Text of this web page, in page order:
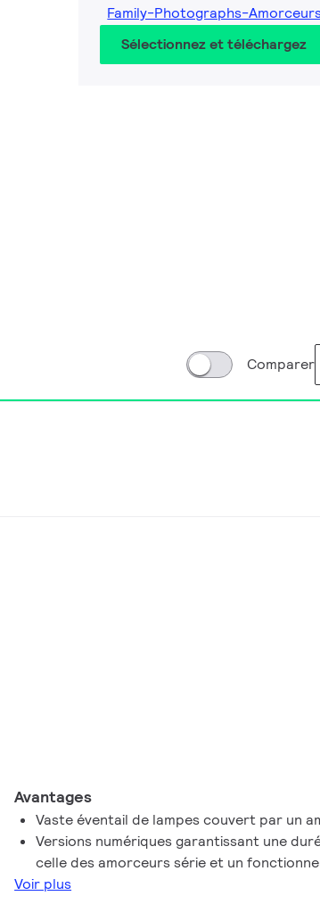
Family-Photographs-
Sélectionnez et téléchargez
Comparer
Avantages
Vaste éventail de lampes couvert par un
Versions numériques garantissant une
celle des amorceurs série et un
Voir plus